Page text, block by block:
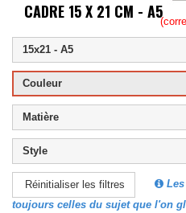
CADRE 15 X 21 CM - A5
15x21 - A5
Couleur
Matière
Style
Réinitialiser les filtres
toujours celles du sujet que l'on